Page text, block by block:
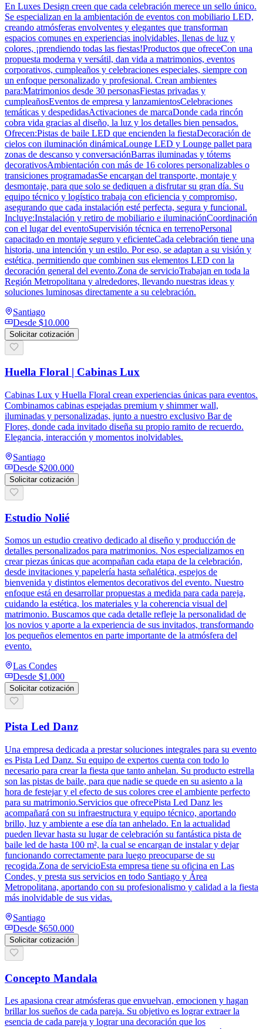
En Luxes Design creen que cada celebración merece un sello único.
Se especializan en la ambientación de eventos con mobiliario LED,
creando atmósferas envolventes y elegantes que transforman
espacios comunes en experiencias inolvidables, llenas de luz y
colores, ¡prendiendo todas las fiestas!Productos que ofreceCon una
propuesta moderna y versátil, dan vida a matrimonios, eventos
corporativos, cumpleaños y celebraciones especiales, siempre con
un enfoque personalizado y profesional. Crean ambientes
para:Matrimonios desde 30 personasFiestas privadas y
cumpleañosEventos de empresa y lanzamientosCelebraciones
temáticas y despedidasActivaciones de marcaDonde cada rincón
cobra vida gracias al diseño, la luz y los detalles bien pensados.
Ofrecen:Pistas de baile LED que encienden la fiestaDecoración de
cielos con iluminación dinámicaLounge LED y Lounge pallet para
zonas de descanso y conversaciónBarras iluminadas y tótems
decorativosAmbientación con más de 16 colores personalizables o
transiciones programadasSe encargan del transporte, montaje y
desmontaje, para que solo se dediquen a disfrutar su gran día. Su
equipo técnico y logístico trabaja con eficiencia y compromiso,
asegurando que cada instalación esté perfecta, segura y funcional.
Incluye:Instalación y retiro de mobiliario e iluminaciónCoordinación
con el lugar del eventoSupervisión técnica en terrenoPersonal
capacitado en montaje seguro y eficienteCada celebración tiene una
historia, una intención y un estilo. Por eso, se adaptan a su visión y
estética, permitiendo que combinen sus elementos LED con la
decoración general del evento.Zona de servicioTrabajan en toda la
Región Metropolitana y alrededores, llevando nuestras ideas y
soluciones luminosas directamente a su celebración.
Santiago
Desde $10.000
Solicitar cotización
Huella Floral | Cabinas Lux
Cabinas Lux y Huella Floral crean experiencias únicas para eventos.
Combinamos cabinas espejadas premium y shimmer wall,
iluminadas y personalizadas, junto a nuestro exclusivo Bar de
Flores, donde cada invitado diseña su propio ramito de recuerdo.
Elegancia, interacción y momentos inolvidables.
Santiago
Desde $200.000
Solicitar cotización
Estudio Nolié
Somos un estudio creativo dedicado al diseño y producción de
detalles personalizados para matrimonios. Nos especializamos en
crear piezas únicas que acompañan cada etapa de la celebración,
desde invitaciones y papelería hasta señalética, espejos de
bienvenida y distintos elementos decorativos del evento. Nuestro
enfoque está en desarrollar propuestas a medida para cada pareja,
cuidando la estética, los materiales y la coherencia visual del
matrimonio. Buscamos que cada detalle refleje la personalidad de
los novios y aporte a la experiencia de sus invitados, transformando
los pequeños elementos en parte importante de la atmósfera del
evento.
Las Condes
Desde $1.000
Solicitar cotización
Pista Led Danz
Una empresa dedicada a prestar soluciones integrales para su evento
es Pista Led Danz. Su equipo de expertos cuenta con todo lo
necesario para crear la fiesta que tanto anhelan. Su producto estrella
son las pistas de baile, para que nadie se quede en su asiento a la
hora de festejar y el efecto de sus colores cree el ambiente perfecto
para su matrimonio.Servicios que ofrecePista Led Danz les
acompañará con su infraestructura y equipo técnico, aportando
brillo, luz y ambiente a ese día tan anhelado. En la actualidad
pueden llevar hasta su lugar de celebración su fantástica pista de
baile led de hasta 100 m², la cual se encargan de instalar y dejar
funcionando correctamente para luego preocuparse de su
recogida.Zona de servicioEsta empresa tiene su oficina en Las
Condes, y presta sus servicios en todo Santiago y Área
Metropolitana, aportando con su profesionalismo y calidad a la fiesta
más inolvidable de sus vidas.
Santiago
Desde $650.000
Solicitar cotización
Concepto Mandala
Les apasiona crear atmósferas que envuelvan, emocionen y hagan
brillar los sueños de cada pareja. Su objetivo es lograr extraer la
esencia de cada pareja y lograr una decoración que los